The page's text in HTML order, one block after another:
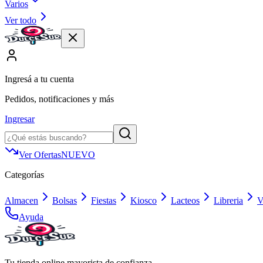
Varios
Ver todo
Ingresá a tu cuenta
Pedidos, notificaciones y más
Ingresar
Ver OfertasNUEVO
Categorías
Almacen Bolsas Fiestas Kiosco Lacteos Libreria
Ayuda